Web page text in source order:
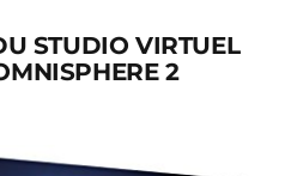
STUDIO VIRTUEL
2